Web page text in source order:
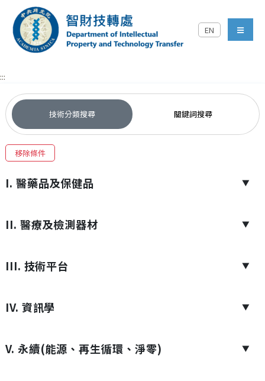
跳到主要內容區塊
中央研究院智財技轉處對
EN
menu
:::
技術分類搜尋 關鍵詞搜尋
移除條件
I. 醫藥品及保健品 ▼
II. 醫療及檢測器材 ▼
III. 技術平台 ▼
IV. 資訊學 ▼
V. 永續(能源、再生循環、淨零) ▼